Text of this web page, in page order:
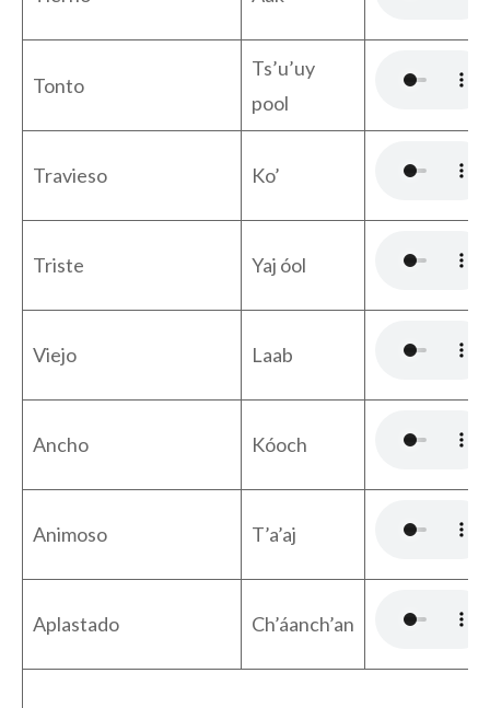
Tonto
Ts’u’uy
pool
Travieso Ko’
Triste Yaj óol
Viejo Laab
Ancho Kóoch
Animoso T’a’aj
Aplastado Ch’áanch’an